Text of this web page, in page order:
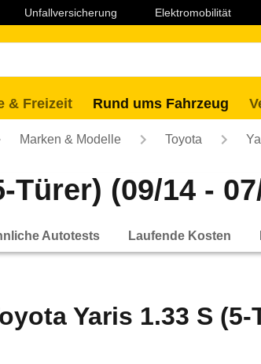
Unfallversicherung Elektromobilität
& Freizeit Rund ums Fahrzeug
Marken & Modelle Toyota
Türer) (09/14 -
Autotests Laufende Kosten
Yaris 1.33 S